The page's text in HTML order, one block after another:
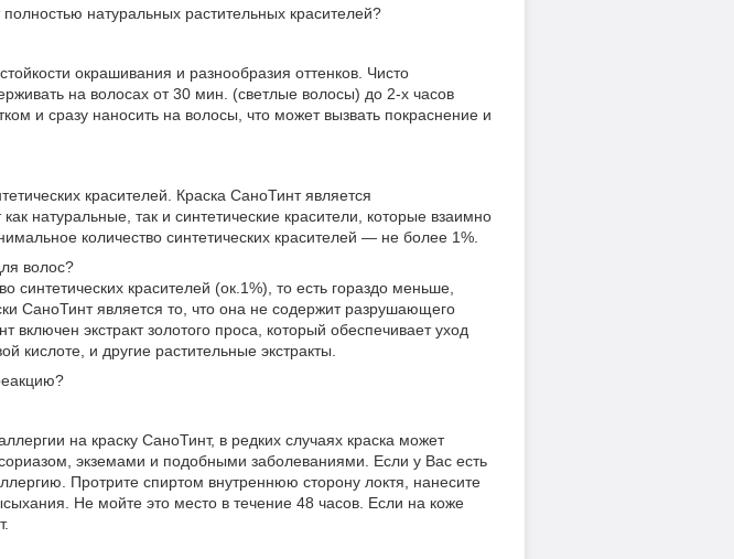
натуральных растительных красителей?
окрашивания и разнообразия оттенков. Чисто
на волосах от 30 мин. (светлые волосы) до 2-х часов
и сразу наносить на волосы, что может вызвать покраснение и
красителей. Краска СаноТинт является
натуральные, так и синтетические красители, которые взаимно
количество синтетических красителей — не более 1%.
волос?
синтетических красителей (ок.1%), то есть гораздо меньше,
СаноТинт является то, что она не содержит разрушающего
включен экстракт золотого проса, который обеспечивает уход
кислоте, и другие растительные экстракты.
на краску СаноТинт, в редких случаях краска может
экземами и подобными заболеваниями. Если у Вас есть
Протрите спиртом внутреннюю сторону локтя, нанесите
Не мойте это место в течение 48 часов. Если на коже